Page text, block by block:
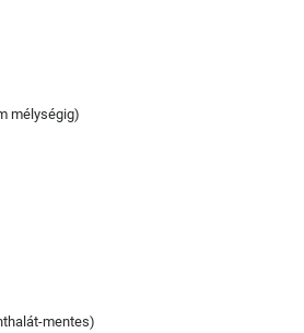
mélységig)
mentes)